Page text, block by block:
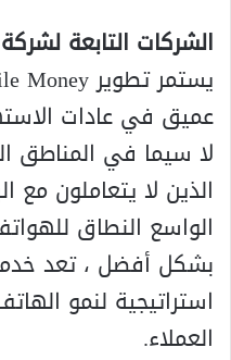
الشركات التابعة لشركة Moov Africa
عميق في عادات
لا سيما في المناطق
الذين لا يتعاملون مع
الواسع النطاق
استراتيجية لنمو
العملاء.